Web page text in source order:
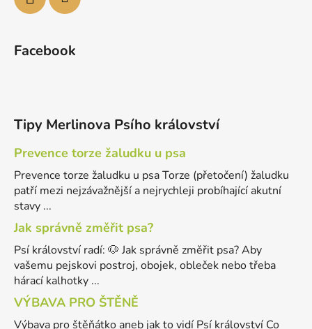
Facebook
Tipy Merlinova Psího království
Prevence torze žaludku u psa
Prevence torze žaludku u psa Torze (přetočení) žaludku
patří mezi nejzávažnější a nejrychleji probíhající akutní
stavy ...
Jak správně změřit psa?
Psí království radí: 🐶 Jak správně změřit psa? Aby
vašemu pejskovi postroj, obojek, obleček nebo třeba
hárací kalhotky ...
VÝBAVA PRO ŠTĚNĚ
Výbava pro štěňátko aneb jak to vidí Psí království Co